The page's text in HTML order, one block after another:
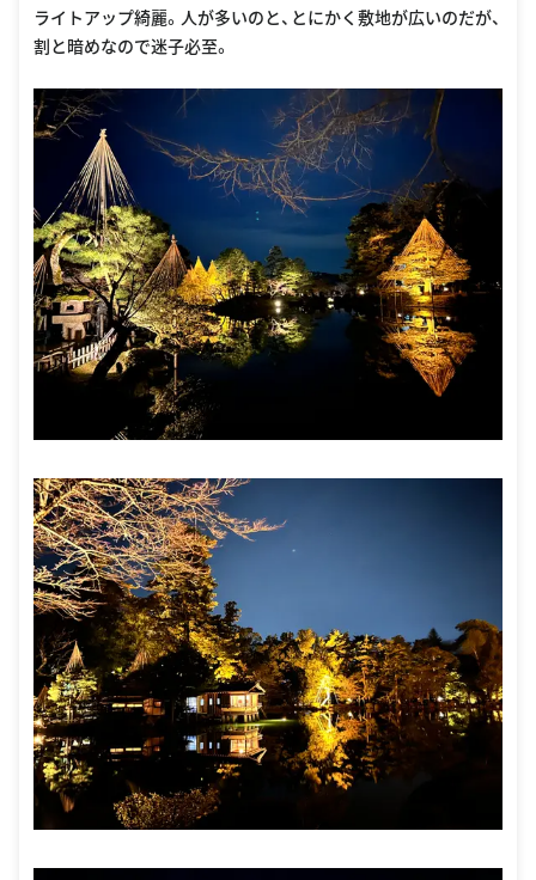
ライトアップ綺麗。人が多いのと、とにかく敷地が広いのだが、
割と暗めなので迷子必至。